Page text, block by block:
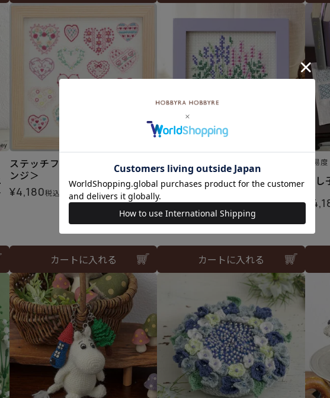
ステッチフレーム＜ハートアレ
ンジ＞
¥4,180税込
カートに入れる
クロスステッチミニフレーム＜
ラベンダー＞
¥4,180 税込
カートに入れる
難易度
刺
¥